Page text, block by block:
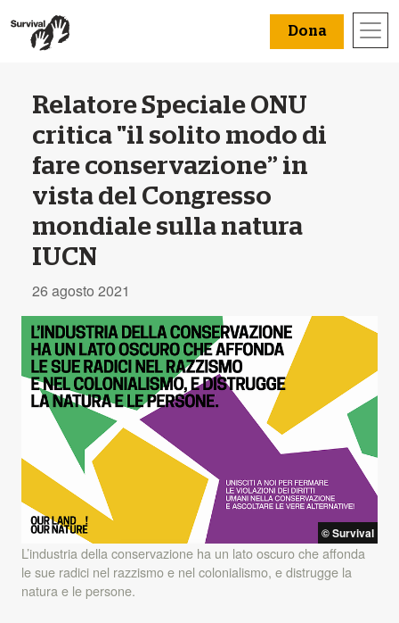
Dona
Relatore Speciale ONU
critica "il solito modo di
fare conservazione” in
vista del Congresso
mondiale sulla natura
IUCN
26 agosto 2021
© Survival
L’industria della conservazione ha un lato oscuro che affonda
le sue radici nel razzismo e nel colonialismo, e distrugge la
natura e le persone.